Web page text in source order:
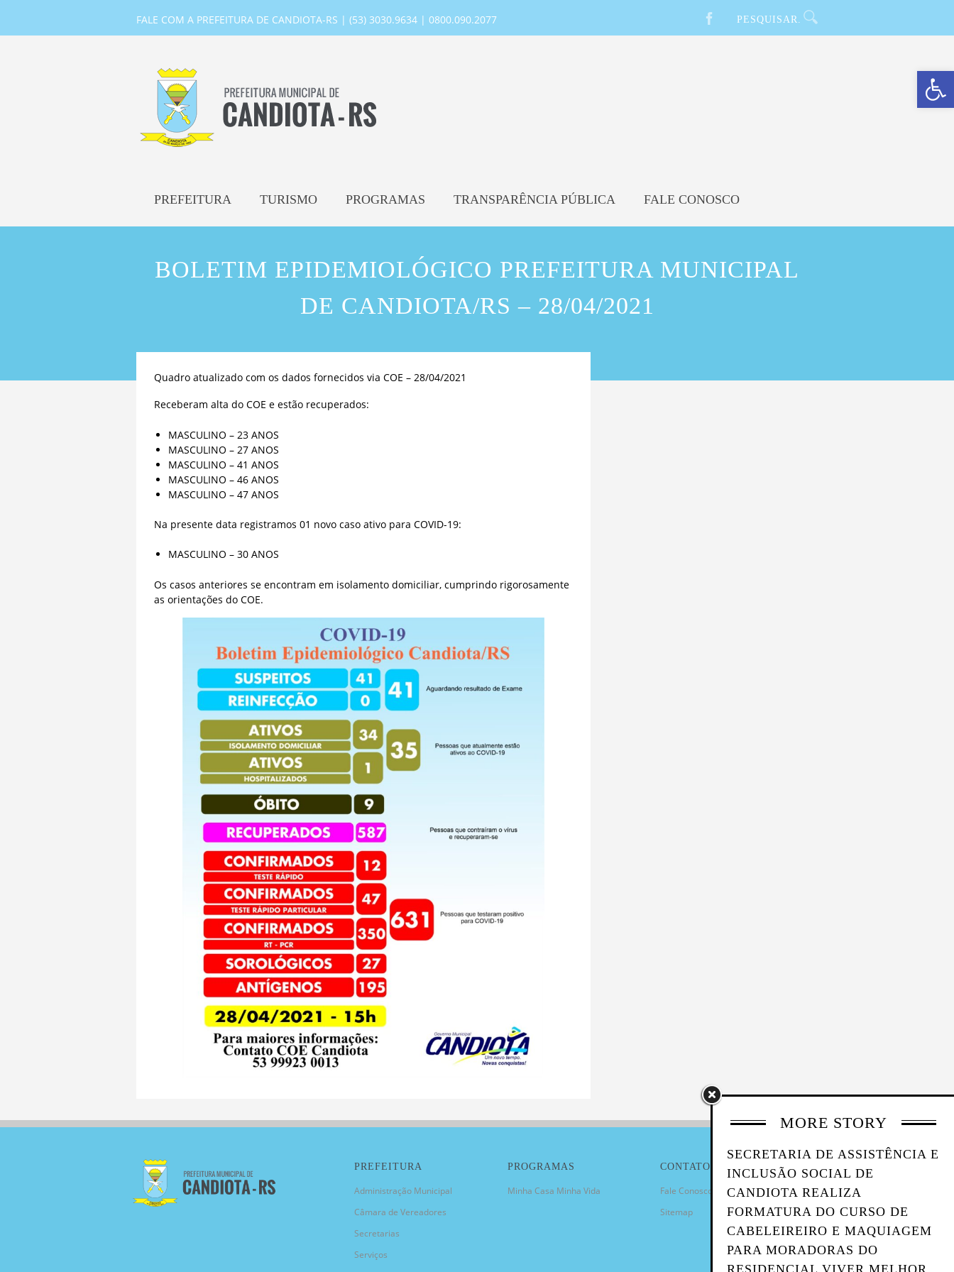
Barra de Ferramentas Aberta
FALE COM A PREFEITURA DE CANDIOTA-RS | (53) 3030.9634 | 0800.090.2077
PREFEITURA TURISMO PROGRAMAS TRANSPARÊNCIA PÚBLICA FALE CONOSCO
BOLETIM EPIDEMIOLÓGICO PREFEITURA MUNICIPAL
DE CANDIOTA/RS – 28/04/2021
Quadro atualizado com os dados fornecidos via COE – 28/04/2021
Receberam alta do COE e estão recuperados:
MASCULINO – 23 ANOS
MASCULINO – 27 ANOS
MASCULINO – 41 ANOS
MASCULINO – 46 ANOS
MASCULINO – 47 ANOS
Na presente data registramos 01 novo caso ativo para COVID-19:
MASCULINO – 30 ANOS
Os casos anteriores se encontram em isolamento domiciliar, cumprindo rigorosamente
as orientações do COE.
MORE STORY
SECRETARIA DE ASSISTÊNCIA E
INCLUSÃO SOCIAL DE
CANDIOTA REALIZA
FORMATURA DO CURSO DE
CABELEIREIRO E MAQUIAGEM
PARA MORADORAS DO
RESIDENCIAL VIVER MELHOR
PREFEITURA
Administração Municipal
Câmara de Vereadores
Secretarias
Serviços
PROGRAMAS
Minha Casa Minha Vida
CONTATO
Fale Conosco
Sitemap